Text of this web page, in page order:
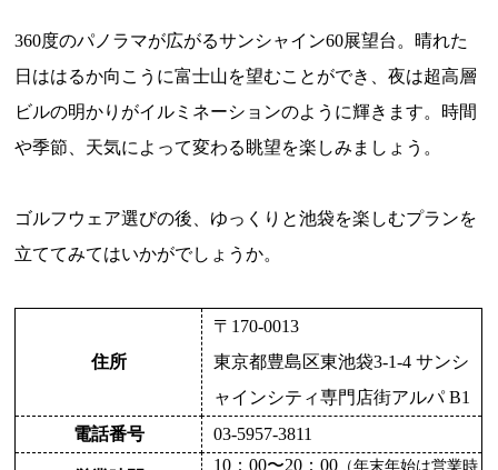
360度のパノラマが広がるサンシャイン60展望台。晴れた
日ははるか向こうに富士山を望むことができ、夜は超高層
ビルの明かりがイルミネーションのように輝きます。時間
や季節、天気によって変わる眺望を楽しみましょう。
ゴルフウェア選びの後、ゆっくりと池袋を楽しむプランを
立ててみてはいかがでしょうか。
住所
〒170-0013
東京都豊島区東池袋3-1-4 サンシ
ャインシティ専門店街アルパ B1
電話番号
03-5957-3811
10：00〜20：00 （年末年始は営業時